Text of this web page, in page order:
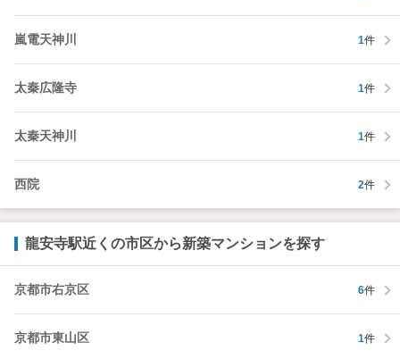
嵐電天神川 1件
太秦広隆寺 1件
太秦天神川 1件
西院 2件
龍安寺駅近くの市区から新築マンションを探す
京都市右京区 6件
京都市東山区 1件